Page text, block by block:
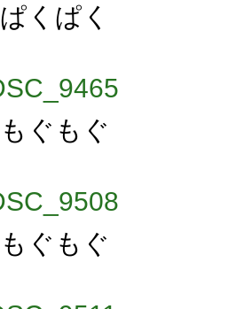
ぱくぱく
もぐもぐ
もぐもぐ